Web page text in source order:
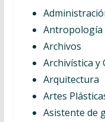
Antropología
Archivos
Archivística y
Arquitectura
Artes
Asistente de